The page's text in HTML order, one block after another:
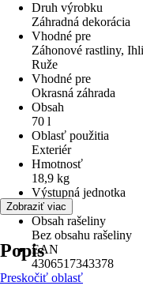
Druh výrobku
Záhradná dekorácia
Vhodné pre
Záhonové rastliny,
Ruže
Vhodné pre
Okrasná záhrada
Obsah
70 l
Oblasť použitia
Exteriér
Hmotnosť
18,9 kg
Výstupná jednotka
Vrece
Obsah rašeliny
Bez obsahu rašeliny
EAN
4306517343378
Zobraziť viac
Popis
Preskočiť oblasť